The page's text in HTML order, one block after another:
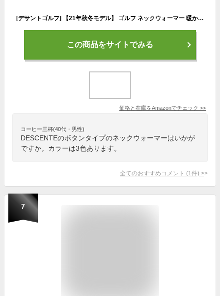
[デサントゴルフ] 【21年秋冬モデル】 ゴルフ ネックウォーマー 暖かい 防寒 DGCSJK51 レディース ブラック FREE サイズ
この商品をサイトでみる
価格と在庫をAmazonでチェック >>
コーヒー三杯(40代・男性)
DESCENTEのボタンタイプのネックウォーマーはいかが
ですか。カラーは3色あります。
全てのおすすめコメント (1 件) >
7